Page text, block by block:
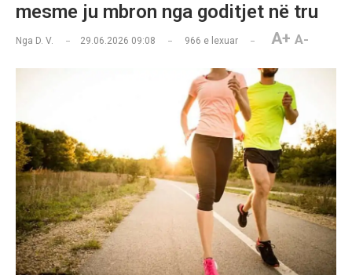
mesme ju mbron nga goditjet në tru
Nga D. V. 29.06.2026 09:08 966 e lexuar A+ A-